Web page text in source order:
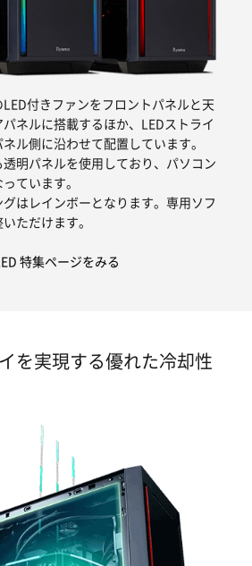
付きファンをフロントパネルと天
ネルに搭載するほか、LEDストライ
ル側に沿わせて配置しています。
明パネルを使用しており、パソコン
ています。
はレインボーとなります。専用ソフ
ただけます。
特集ページをみる
を実現する優れた冷却性